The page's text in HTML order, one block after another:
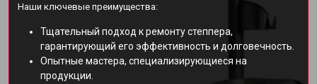
Наши ключевые преимущества:
Тщательный подход к ремонту степпера,
гарантирующий его эффективность и долговечность.
Опытные мастера, специализирующиеся на
продукции.